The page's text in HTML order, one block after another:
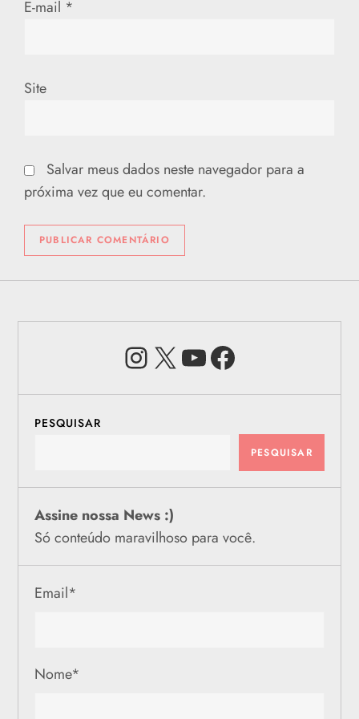
E-mail *
Site
Salvar meus dados neste navegador para a
próxima vez que eu comentar.
Instagram
X Youtube
PESQUISAR
PESQUISAR
Assine nossa News :)
Só conteúdo maravilhoso para você.
Email*
Nome*